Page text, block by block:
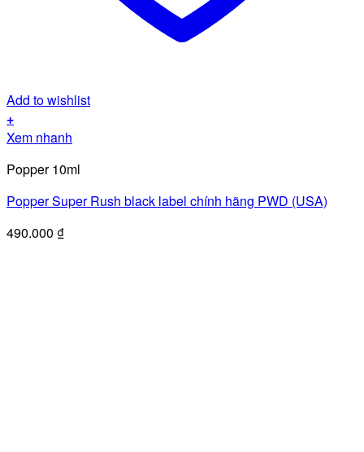
Add to wishlist
+
Xem nhanh
Popper 10ml
Popper Super Rush black label chính hãng PWD (USA)
490.000 ₫